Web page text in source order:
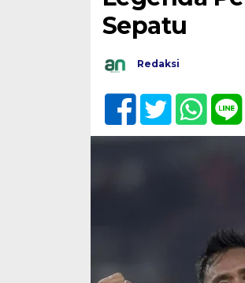
Sepatu
Redaksi